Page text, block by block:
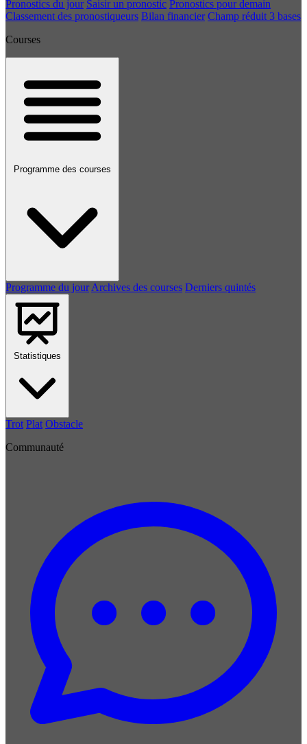
Pronostics du jour Saisir un pronostic Pronostics pour demain
Classement des pronostiqueurs Bilan financier Champ réduit 3 bases
Courses
Programme des courses
Programme du jour Archives des courses Derniers quintés
Statistiques
Trot Plat Obstacle
Communauté